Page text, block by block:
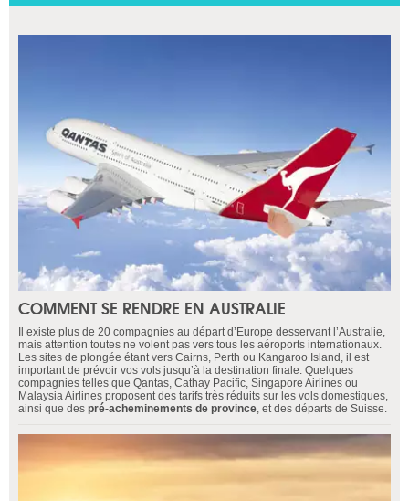
COMMENT SE RENDRE EN AUSTRALIE
Il existe plus de 20 compagnies au départ d’Europe desservant l’Australie,
mais attention toutes ne volent pas vers tous les aéroports internationaux.
Les sites de plongée étant vers Cairns, Perth ou Kangaroo Island, il est
important de prévoir vos vols jusqu’à la destination finale. Quelques
compagnies telles que Qantas, Cathay Pacific, Singapore Airlines ou
Malaysia Airlines proposent des tarifs très réduits sur les vols domestiques,
ainsi que des pré-acheminements de province, et des départs de Suisse.